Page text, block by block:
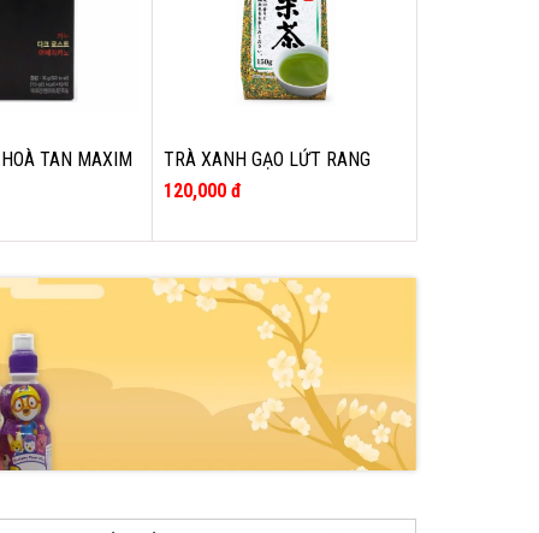
TAN MAXIM
HỘP 10 GÓI
TRÀ XANH GẠO LỨT RANG
NHẬT BẢN 150G
120,000 đ